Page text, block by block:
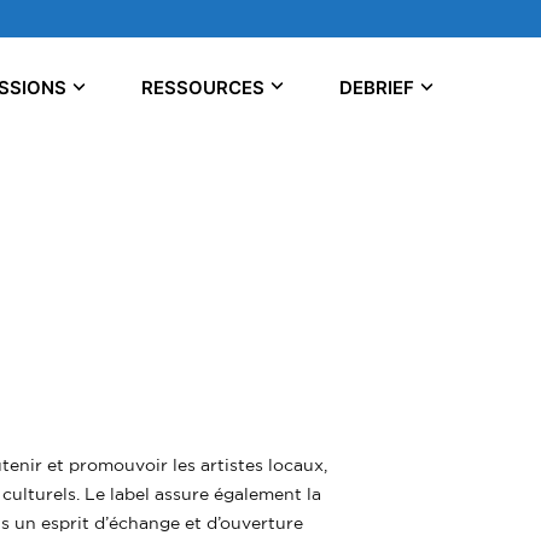
RESSOURCES DEBRIEF
et promouvoir les artistes locaux,
Le label assure également la
esprit d’échange et d’ouverture